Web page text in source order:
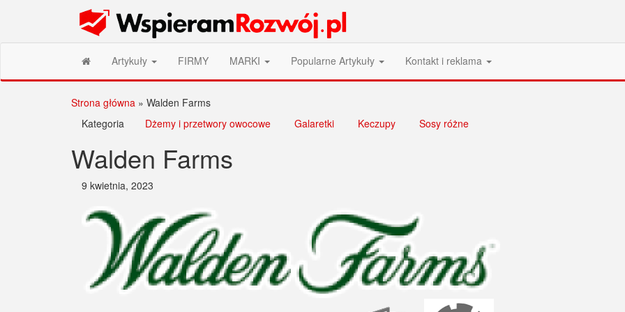
Wspieram Rozwój PL
Artykuły FIRMY MARKI Popularne Artykuły Kontakt i reklama
Strona główna » Walden Farms
Kategoria
Dżemy i przetwory owocowe Galaretki Keczupy Sosy różne
Walden Farms
9 kwietnia, 2023